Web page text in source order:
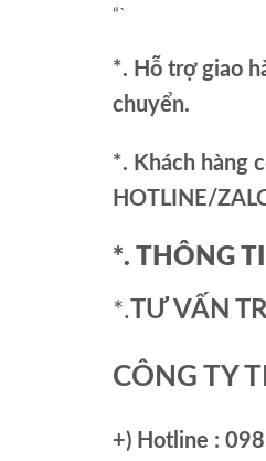
“`
*. Hỗ trợ giao
chuyển.
*. Khách hàng
HOTLINE/
*. THÔNG
*.TƯ VẤN
CÔNG TY
+) Hotline :